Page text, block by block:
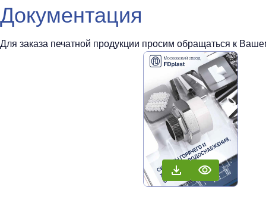
Документация
Для заказа печатной продукции просим обращаться к